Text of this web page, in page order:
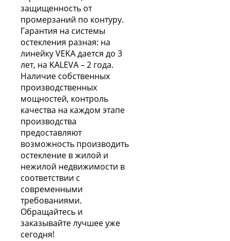
защищенность от
промерзаний по контуру.
Гарантия на системы
остекления разная: на
линейку VEKA дается до 3
лет, на KALEVA – 2 года.
Наличие собственных
производственных
мощностей, контроль
качества на каждом этапе
производства
предоставляют
возможность производить
остекление в жилой и
нежилой недвижимости в
соответствии с
современными
требованиями.
Обращайтесь и
заказывайте лучшее уже
сегодня!